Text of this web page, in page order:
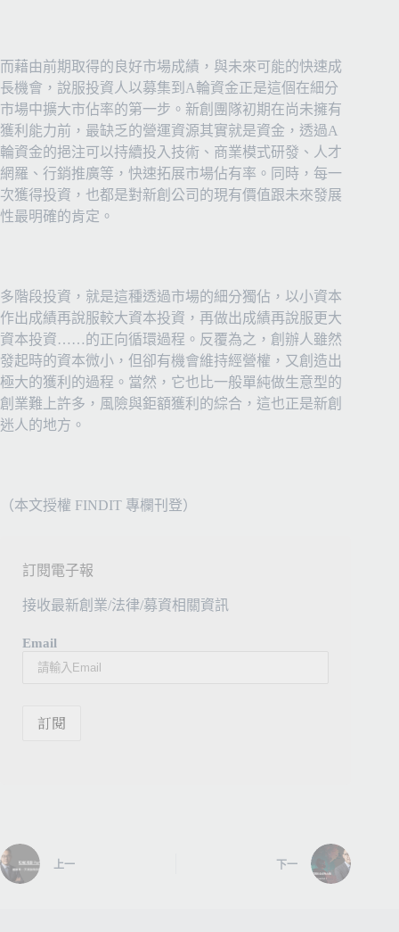
而藉由前期取得的良好市場成績，與未來可能的快速成
長機會，說服投資人以募集到A輪資金正是這個在細分
市場中擴大市佔率的第一步。新創團隊初期在尚未擁有
獲利能力前，最缺乏的營運資源其實就是資金，透過A
輪資金的挹注可以持續投入技術、商業模式研發、人才
網羅、行銷推廣等，快速拓展市場佔有率。同時，每一
次獲得投資，也都是對新創公司的現有價值跟未來發展
性最明確的肯定。
多階段投資，就是這種透過市場的細分獨佔，以小資本
作出成績再說服較大資本投資，再做出成績再說服更大
資本投資……的正向循環過程。反覆為之，創辦人雖然
發起時的資本微小，但卻有機會維持經營權，又創造出
極大的獲利的過程。當然，它也比一般單純做生意型的
創業難上許多，風險與鉅額獲利的綜合，這也正是新創
迷人的地方。
（本文授權 FINDIT 專欄刊登）
訂閱電子報
接收最新創業/法律/募資相關資訊
Email
上一 下一
: